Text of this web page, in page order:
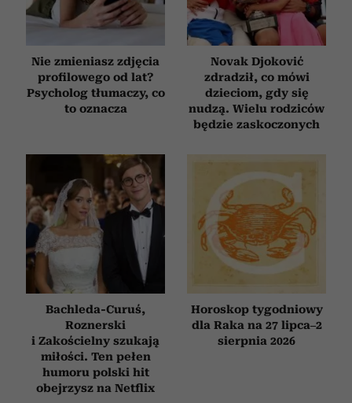
korzystania z ich usług.
Nie zmieniasz zdjęcia
profilowego od lat?
Psycholog tłumaczy, co
to oznacza
Novak Djoković
zdradził, co mówi
dzieciom, gdy się
nudzą. Wielu rodziców
będzie zaskoczonych
Bachleda-Curuś,
Roznerski
i Zakościelny szukają
miłości. Ten pełen
humoru polski hit
obejrzysz na Netflix
Horoskop tygodniowy
dla Raka na 27 lipca–2
sierpnia 2026